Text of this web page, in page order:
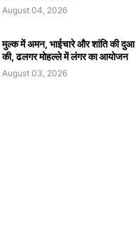
August 04, 2026
मुल्क में अमन, भाईचारे और शांति की दुआ
की, ढलगर मोहल्ले में लंगर का आयोजन
August 03, 2026